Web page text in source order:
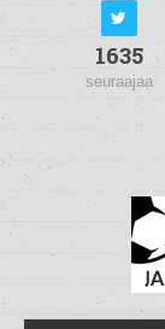
1635
seuraajaa